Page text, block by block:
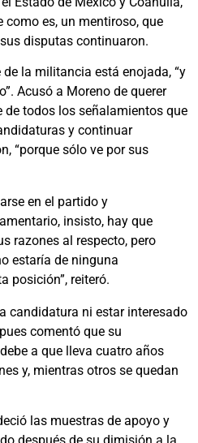
como es, un mentiroso, que
disputas continuaron.
la militancia está enojada, “y
Acusó a Moreno de querer
de todos los señalamientos que
y continuar
“porque sólo ve por sus
en el partido y
insisto, hay que
razones al respecto, pero
estaría de ninguna
posición”, reiteró.
candidatura ni estar interesado
comentó que su
a que lleva cuatro años
y, mientras otros se quedan
las muestras de apoyo y